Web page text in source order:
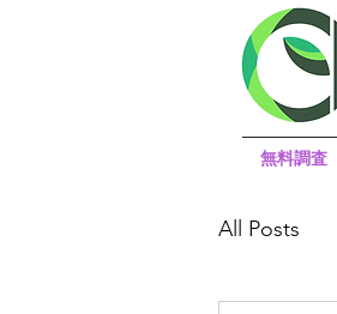
無料調査
All Posts